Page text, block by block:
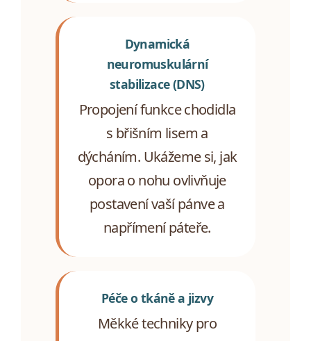
Dynamická
neuromuskulární
stabilizace (DNS)
Propojení funkce chodidla
s břišním lisem a
dýcháním. Ukážeme si, jak
opora o nohu ovlivňuje
postavení vaší pánve a
napřímení páteře.
Péče o tkáně a jizvy
Měkké techniky pro